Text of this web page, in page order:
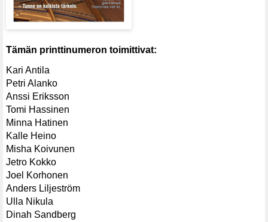
Tämän printtinumeron toimittivat:
Kari Antila
Petri Alanko
Anssi Eriksson
Tomi Hassinen
Minna Hatinen
Kalle Heino
Misha Koivunen
Jetro Kokko
Joel Korhonen
Anders Liljeström
Ulla Nikula
Dinah Sandberg